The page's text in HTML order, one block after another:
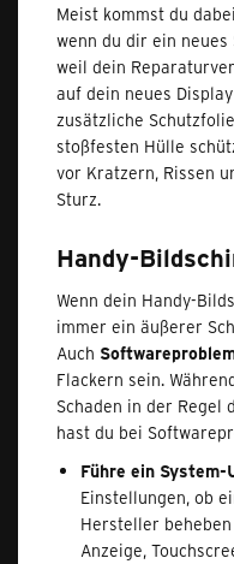
Meist kommst du
wenn du dir ein
weil dein
auf dein neues
zusätzliche
stoßfesten Hülle
vor Kratzern, Rissen
Sturz.
Handy-
Wenn dein Handy-
immer ein äußerer
Auch
Flackern sein.
Schaden in der Regel
hast du bei
Führe ein System-
Einstellungen, ob
Hersteller
Anzeige,